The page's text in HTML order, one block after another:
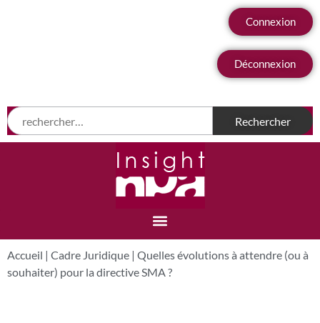
Connexion
Déconnexion
Accueil | Cadre Juridique | Quelles évolutions à attendre (ou à
souhaiter) pour la directive SMA ?